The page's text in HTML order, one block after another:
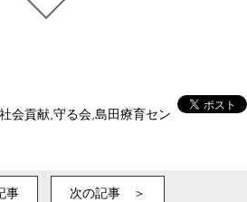
社会貢献 守る会 島田療育セン
事 次の記事 ＞